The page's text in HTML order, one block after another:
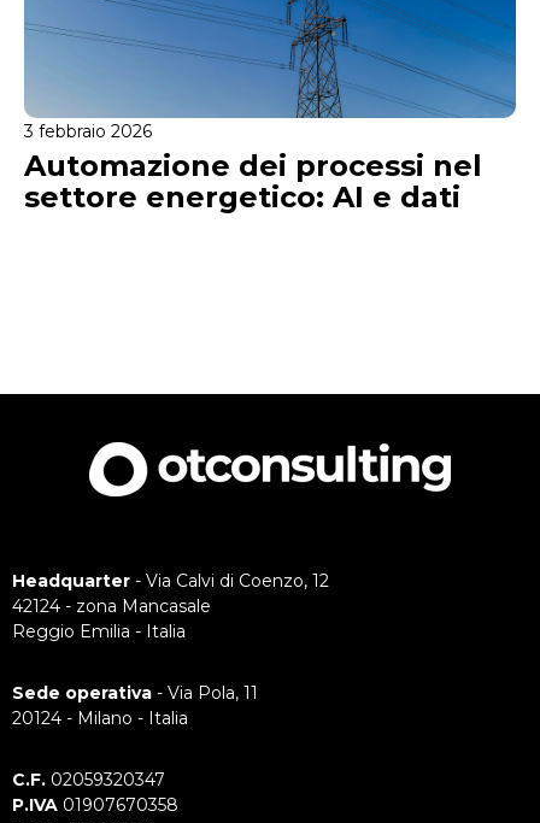
3 febbraio 2026
Automazione dei processi nel
settore energetico: AI e dati
Headquarter - Via Calvi di Coenzo, 12
42124 - zona Mancasale
Reggio Emilia - Italia
Sede operativa - Via Pola, 11
20124 - Milano - Italia
C.F. 02059320347
P.IVA 01907670358